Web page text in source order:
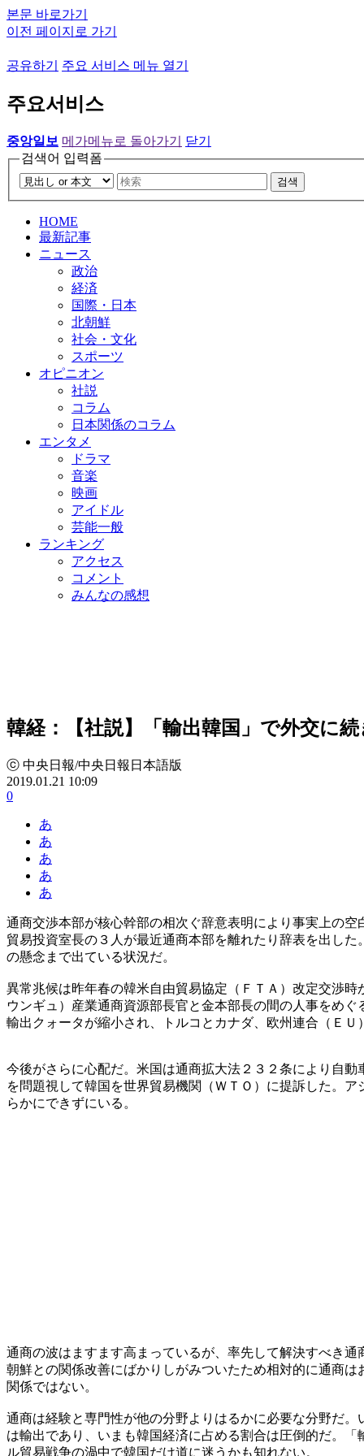
본문 바로가기
이전 페이지로 가기
공유하기 주요 서비스 메뉴 열기
주요서비스
중앙일보 메가메뉴로 돌아가기
닫기
검색어 입력폼
검색
HOME
最新記事
ニュース
政治
経済
国際・日本
北朝鮮
社会・文化
スポーツ
オピニオン
社説
コラム
日本関係のコラム
エンタメ
ドラマ
音楽
映画
アイドル
芸能一般
ランキング
アクセス
コメント
みんなの感想
韓経：【社説】「輸出韓国」で外交に
ⓒ 中央日報/中央日報日本語版
2019.01.21 10:09
0
あ
あ
あ
あ
あ
通商交渉本部が核心幹部の相次ぐ辞意表明により事実上の
貿易投資室長の３人が最近通商本部を離れたり辞表を出し
の懸念まで出ている状況だ。
異常兆候は昨年春の韓米自由貿易協定（ＦＴＡ）改定交渉
ウンギュ）産業通商資源部長官と金本部長の間の人事をめ
輸出クォータが縮小され、トルコとカナダ、欧州連合（Ｅ
今後がさらに心配だ。米国は通商拡大法２３２条により自
を問題視して韓国を世界貿易機関（ＷＴＯ）に提訴した。
らかにできずにいる。
通商の波はますます高まっているが、率先して解決すべき
朝鮮との関係改善にばかりしがみついたため相対的に通商
関係ではない。
通商は経験と専門性が他の分野よりはるかに必要な分野だ
は輸出であり、いまも韓国経済に占める割合は圧倒的だ。
ル貿易戦争の渦中で韓国だけ道に迷うかも知れない。